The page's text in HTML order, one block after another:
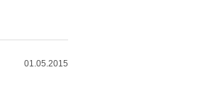
01.05.2015